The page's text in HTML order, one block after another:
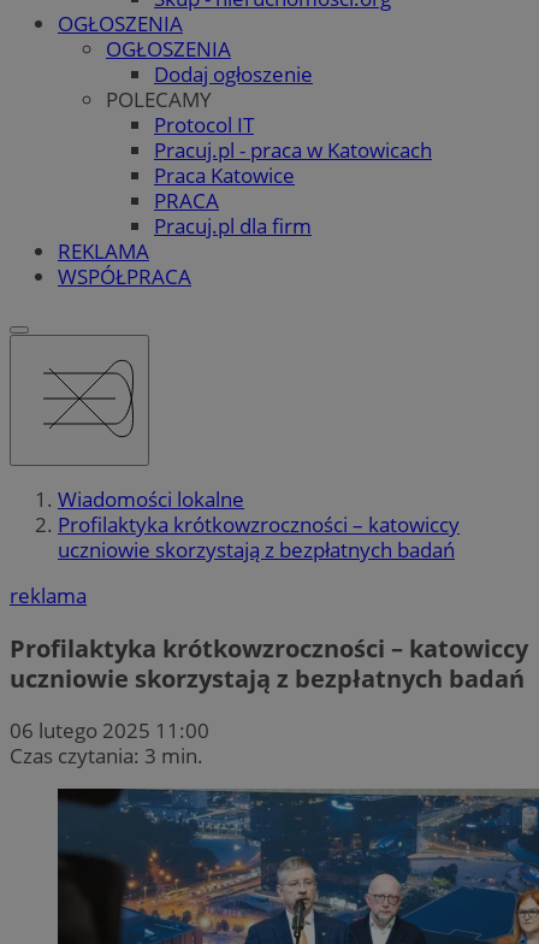
OGŁOSZENIA
OGŁOSZENIA
Dodaj ogłoszenie
POLECAMY
Protocol IT
Pracuj.pl - praca w Katowicach
Praca Katowice
PRACA
Pracuj.pl dla firm
REKLAMA
WSPÓŁPRACA
Wiadomości lokalne
Profilaktyka krótkowzroczności – katowiccy
uczniowie skorzystają z bezpłatnych badań
reklama
Profilaktyka krótkowzroczności – katowiccy
uczniowie skorzystają z bezpłatnych badań
06 lutego 2025 11:00
Czas czytania: 3 min.